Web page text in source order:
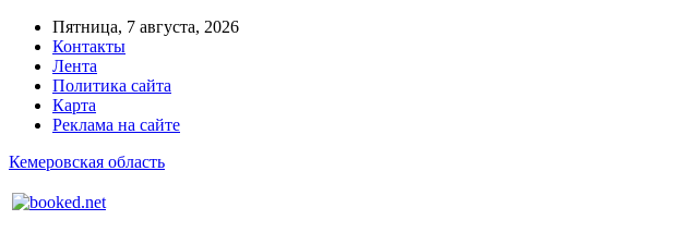
Пятница, 7 августа, 2026
Контакты
Лента
Политика сайта
Карта
Реклама на сайте
Кемеровская область